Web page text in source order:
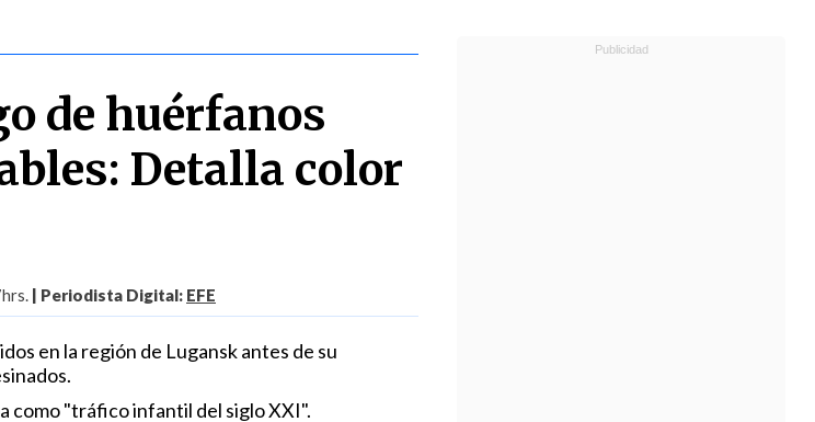
de huérfanos
Detalla color
| Periodista Digital: EFE
en la región de Lugansk antes de su
como "tráfico infantil del siglo XXI".